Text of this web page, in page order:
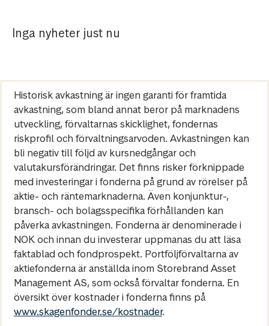
Inga nyheter just nu
Historisk avkastning är ingen garanti för framtida
avkastning, som bland annat beror på marknadens
utveckling, förvaltarnas skicklighet, fondernas
riskprofil och förvaltningsarvoden. Avkastningen kan
bli negativ till följd av kursnedgångar och
valutakursförändringar. Det finns risker förknippade
med investeringar i fonderna på grund av rörelser på
aktie- och räntemarknaderna. Även konjunktur-,
bransch- och bolagsspecifika förhållanden kan
påverka avkastningen. Fonderna är denominerade i
NOK och innan du investerar uppmanas du att läsa
faktablad och fondprospekt. Portföljförvaltarna av
aktiefonderna är anställda inom Storebrand Asset
Management AS, som också förvaltar fonderna. En
översikt över kostnader i fonderna finns på
www.skagenfonder.se/kostnader.